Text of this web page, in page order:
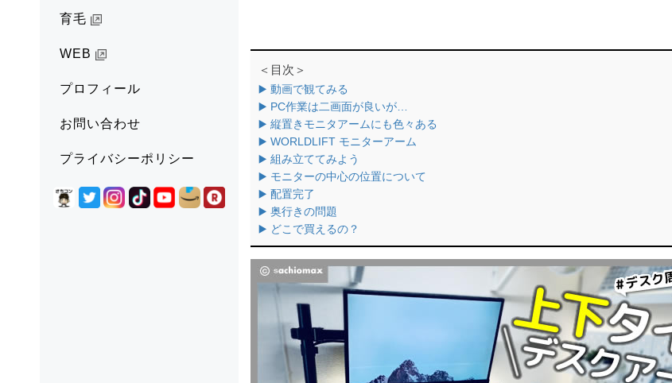
育毛
WEB
プロフィール
お問い合わせ
プライバシーポリシー
＜目次＞
▶️ 動画で観てみる
▶️ PC作業は二画面が良いが…
▶️ 縦置きモニタアームにも色々ある
▶️ WORLDLIFT モニターアーム
▶️ 組み立ててみよう
▶️ モニターの中心の位置について
▶️ 配置完了
▶️ 奥行きの問題
▶️ どこで買えるの？